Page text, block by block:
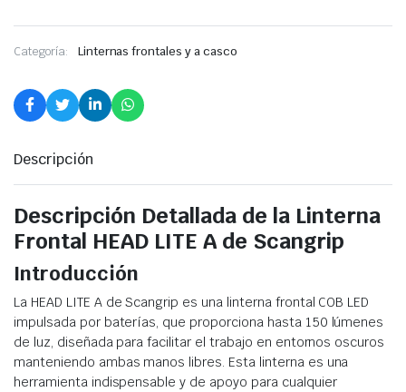
Categoría: Linternas frontales y a casco
Descripción
Descripción Detallada de la Linterna
Frontal HEAD LITE A de Scangrip
Introducción
La HEAD LITE A de Scangrip es una linterna frontal COB LED
impulsada por baterías, que proporciona hasta 150 lúmenes
de luz, diseñada para facilitar el trabajo en entornos oscuros
manteniendo ambas manos libres. Esta linterna es una
herramienta indispensable y de apoyo para cualquier